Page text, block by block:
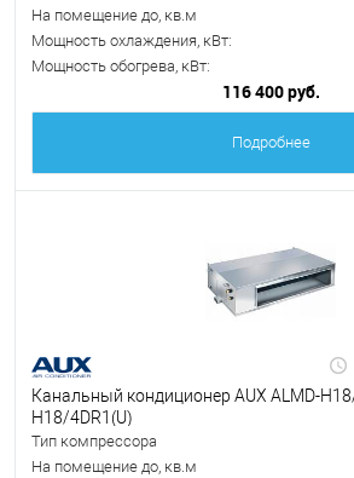
На помещение до, кв.м
Мощность охлаждения, кВт:
Мощность обогрева, кВт:
116 400 руб.
Подробнее
Канальный кондиционер AUX ALMD-
H18/4DR1(U)
Тип компрессора
На помещение до, кв.м